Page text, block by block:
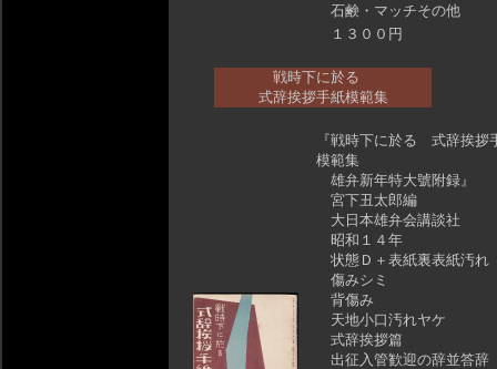
石鹸・マッチその他
１３００円
戦時下に於る
式辞挨拶手紙模範集
『戦時下に於る 式辞挨拶
模範集
雄弁新年特大號附録』
宮下丑太郎編
大日本雄弁会講談社
昭和１４年
状態Ｄ＋表紙裏表紙汚れ
傷みシミ
背傷み
天地小口汚れヤケ
式辞挨拶篇
出征入管歓迎の辞並答辞